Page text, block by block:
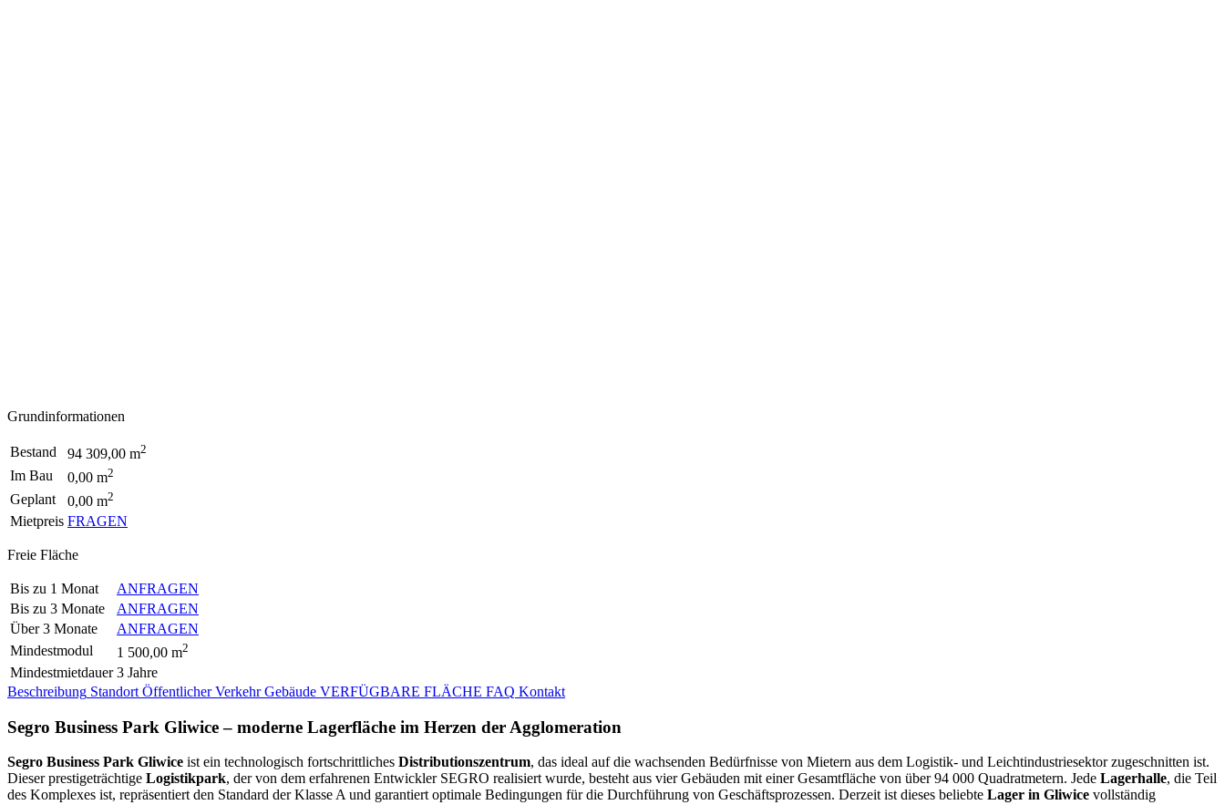
Grundinformationen
Bestand 94 309,00 m2
Im Bau 0,00 m2
Geplant 0,00 m2
Mietpreis FRAGEN
Freie Fläche
Bis zu 1 Monat
ANFRAGEN
Bis zu 3 Monate
ANFRAGEN
Über 3 Monate
ANFRAGEN
Mindestmodul
1 500,00 m2
Mindestmietdauer 3 Jahre
Beschreibung Standort Öffentlicher Verkehr Gebäude VERFÜGBARE FLÄCHE FAQ Kontakt
Segro Business Park Gliwice – moderne Lagerfläche im Herzen der Agglomeration
Segro Business Park Gliwice ist ein technologisch fortschrittliches Distributionszentrum, das ideal auf die wachsenden Bedürfnisse von Mietern aus dem Logistik- und Leichtindustriesektor zugeschnitten ist.
Dieser prestigeträchtige Logistikpark, der von dem erfahrenen Entwickler SEGRO realisiert wurde, besteht aus vier Gebäuden mit einer Gesamtfläche von über 94 000 Quadratmetern. Jede Lagerhalle, die Teil
des Komplexes ist, repräsentiert den Standard der Klasse A und garantiert optimale Bedingungen für die Durchführung von Geschäftsprozessen. Derzeit ist dieses beliebte Lager in Gliwice vollständig